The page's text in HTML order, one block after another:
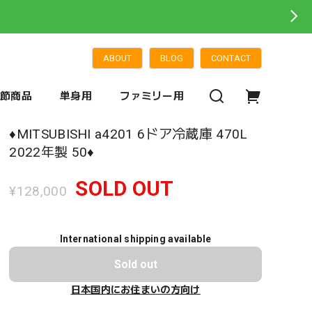
ABOUT BLOG CONTACT
商品 単身用 ファミリー用
♦️MITSUBISHI a4201 6ドア冷蔵庫 470L
2022年製 50♦️
¥128,000 SOLD OUT
International shipping available
Sold out
日本国内にお住まいの方向け